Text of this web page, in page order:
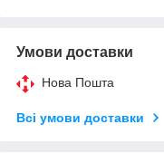
Умови доставки
Нова Пошта
Всі умови доставки